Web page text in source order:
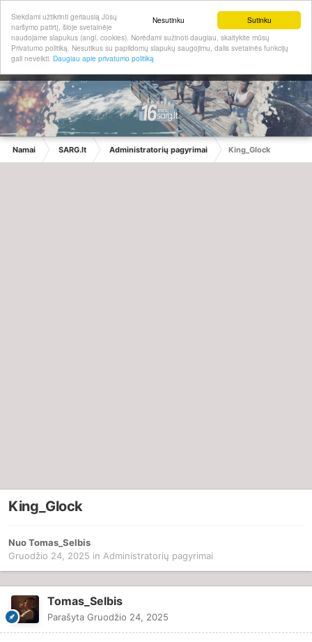
Sutinku
Nesutinku
Siekdami užtikrinti geriausią Jūsų
naršymo patirtį, šioje svetainėje
naudojame slapukus (angl. cookies). Norėdami sužinoti daugiau, skaitykite mūsų
Privatumo politiką. Nesutikus su papildomų slapukų saugojimu, dalis svetainės funkcijų
gali neveikti. Daugiau apie privatumo politiką
Namai SARG.lt Administratorių pagyrimai King_Glock
King_Glock
NuoTomas_Selbis
Gruodžio 24, 2025 in Administratorių pagyrimai
Tomas_Selbis
Parašyta Gruodžio 24, 2025